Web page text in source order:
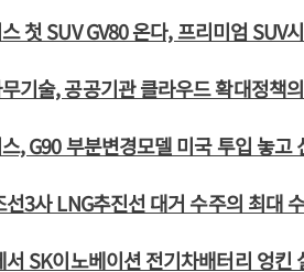
첫 SUV GV80 온다, 프리미엄 SUV
기술, 공공기관 클라우드 확대정책
, G90 부분변경모델 미국 투입 놓고
3사 LNG추진선 대거 수주의 최대
SK이노베이션 전기차배터리 엉킨